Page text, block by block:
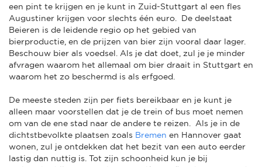
een pint te krijgen en je kunt in Zuid-Stuttgart al een fles
Augustiner krijgen voor slechts één euro. De deelstaat
Beieren is de leidende regio op het gebied van
bierproductie, en de prijzen van bier zijn vooral daar lager.
Beschouw bier als voedsel. Als je dat doet, zul je je minder
afvragen waarom het allemaal om bier draait in Stuttgart en
waarom het zo beschermd is als erfgoed.
De meeste steden zijn per fiets bereikbaar en je kunt je
alleen maar voorstellen dat je de trein of bus moet nemen
om van de ene stad naar de andere te reizen. Als je in de
dichtstbevolkte plaatsen zoals Bremen en Hannover gaat
wonen, zul je ontdekken dat het bezit van een auto eerder
lastig dan nuttig is. Tot zijn schoonheid kun je bij